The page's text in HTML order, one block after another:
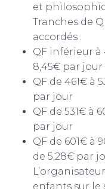
et
Tranches de
accordés :
QF inférieur à
8,45€ par jour
QF de 461€ à
par jour
QF de 531€ à
par jour
QF de 601€ à
de 5,28€ par
enfants sur le